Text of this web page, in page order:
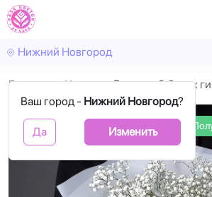
Нижний Новгород
Ваш город - Нижний Новгород?
Да Изменить
Главная Цветы Букет из 9 белых